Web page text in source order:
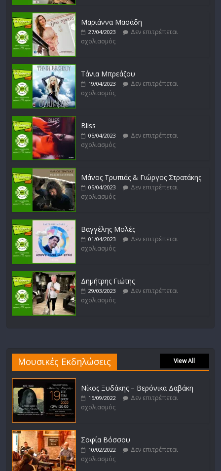
Δυνάμεις του Αιγαίου
15/02/2023
Μαριάννα Μασάδη
27/04/2023
Δεν επιτρέπεται
σχολιασμός
Τάνια Μπρεάζου
19/04/2023
Δεν επιτρέπεται
σχολιασμός
Bliss
05/04/2023
Δεν επιτρέπεται
σχολιασμός
Μάνος Τρυπιάς & Γιώργος Στρατάκης
05/04/2023
Δεν επιτρέπεται
σχολιασμός
Βαγγέλης Μολές
01/04/2023
Δεν επιτρέπεται
σχολιασμός
Δημήτρης Γιώτης
29/03/2023
Δεν επιτρέπεται
σχολιασμός
Μουσικές Εκδηλώσεις View All
Νίκος Ξυδάκης – Βερόνικα Δαβάκη
15/09/2022
Δεν επιτρέπεται
σχολιασμός
Σοφία Βόσσου
10/02/2022
Δεν επιτρέπεται
σχολιασμός